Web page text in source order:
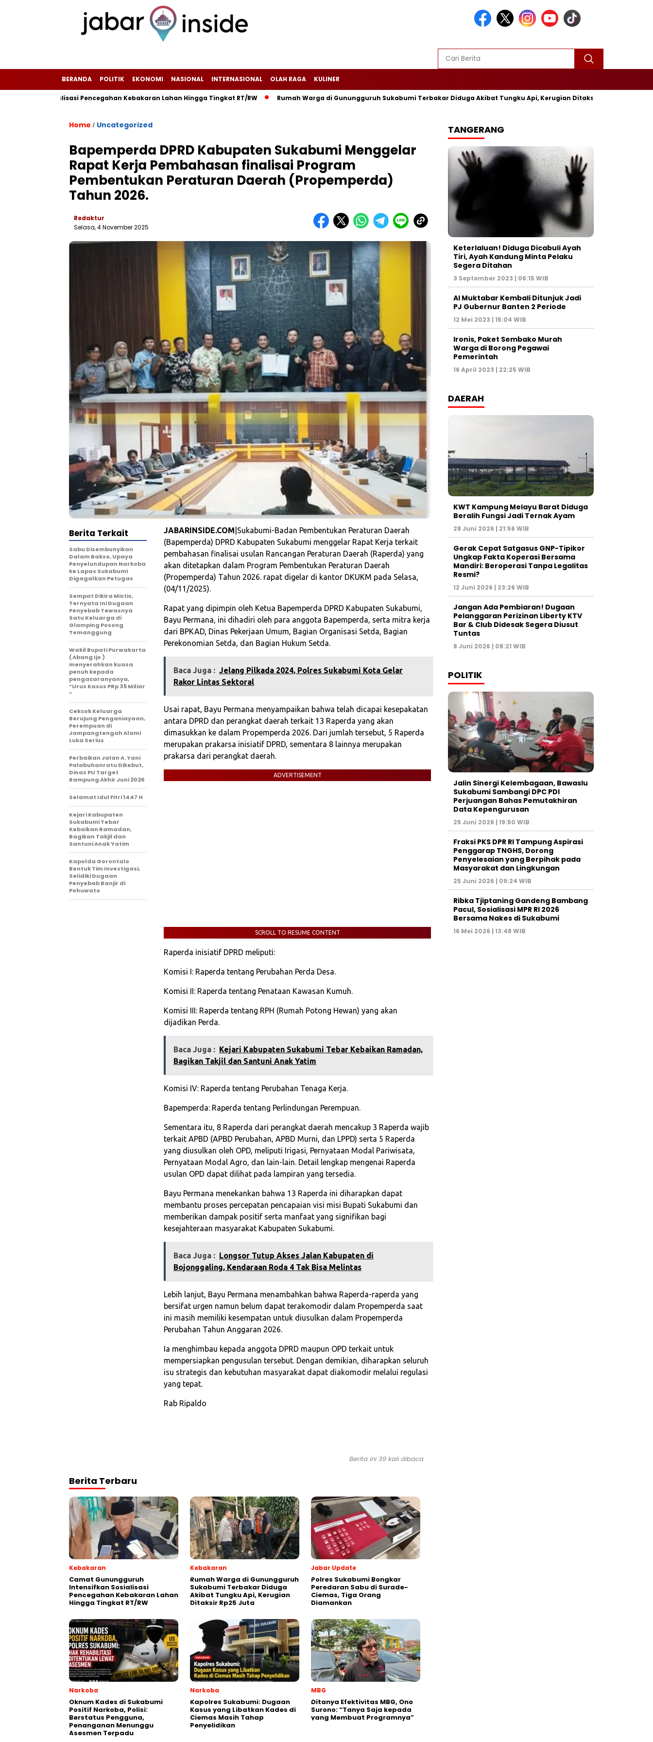
BERANDA POLITIK EKONOMI NASIONAL INTERNASIONAL OLAH RAGA KULINER
Sosialisasi Pencegahan Kebakaran Lahan Hingga Tingkat RT/RW‎ ‎Rumah Warga di Gunungguruh Sukabumi Terbakar Diduga Akibat Tungku Api, Kerugian Ditaksir Rp25 Juta
Home / Uncategorized
Bapemperda DPRD Kabupaten Sukabumi Menggelar
Rapat Kerja Pembahasan finalisai Program
Pembentukan Peraturan Daerah (Propemperda)
Tahun 2026.
Redaktur
Selasa, 4 November 2025
JABARINSIDE.COM |Sukabumi-Badan Pembentukan Peraturan Daerah
(Bapemperda) DPRD Kabupaten Sukabumi menggelar Rapat Kerja terkait
pembahasan finalisai usulan Rancangan Peraturan Daerah (Raperda) yang
akan ditetapkan dalam Program Pembentukan Peraturan Daerah
(Propemperda) Tahun 2026. rapat digelar di kantor DKUKM pada Selasa,
(04/11/2025).
Rapat yang dipimpin oleh Ketua Bapemperda DPRD Kabupaten Sukabumi,
Bayu Permana, ini dihadiri oleh para anggota Bapemperda, serta mitra kerja
dari BPKAD, Dinas Pekerjaan Umum, Bagian Organisasi Setda, Bagian
Perekonomian Setda, dan Bagian Hukum Setda.
Baca Juga : Jelang Pilkada 2024, Polres Sukabumi Kota Gelar
Rakor Lintas Sektoral
Usai rapat, Bayu Permana menyampaikan bahwa telah dicapai kesepakatan
antara DPRD dan perangkat daerah terkait 13 Raperda yang akan
dimasukkan ke dalam Propemperda 2026. Dari jumlah tersebut, 5 Raperda
merupakan prakarsa inisiatif DPRD, sementara 8 lainnya merupakan
prakarsa dari perangkat daerah.
ADVERTISEMENT
SCROLL TO RESUME CONTENT
Raperda inisiatif DPRD meliputi:
Komisi I: Raperda tentang Perubahan Perda Desa.
Komisi II: Raperda tentang Penataan Kawasan Kumuh.
Komisi III: Raperda tentang RPH (Rumah Potong Hewan) yang akan
dijadikan Perda.
Baca Juga : ‎Kejari Kabupaten Sukabumi Tebar Kebaikan Ramadan,
Bagikan Takjil dan Santuni Anak Yatim
Komisi IV: Raperda tentang Perubahan Tenaga Kerja.
Bapemperda: Raperda tentang Perlindungan Perempuan.
Sementara itu, 8 Raperda dari perangkat daerah mencakup 3 Raperda wajib
terkait APBD (APBD Perubahan, APBD Murni, dan LPPD) serta 5 Raperda
yang diusulkan oleh OPD, meliputi Irigasi, Pernyataan Modal Pariwisata,
Pernyataan Modal Agro, dan lain-lain. Detail lengkap mengenai Raperda
usulan OPD dapat dilihat pada lampiran yang tersedia.
Bayu Permana menekankan bahwa 13 Raperda ini diharapkan dapat
membantu proses percepatan pencapaian visi misi Bupati Sukabumi dan
memberikan dampak positif serta manfaat yang signifikan bagi
kesejahteraan masyarakat Kabupaten Sukabumi.
Baca Juga : ‎Longsor Tutup Akses Jalan Kabupaten di
Bojonggaling, Kendaraan Roda 4 Tak Bisa Melintas
Lebih lanjut, Bayu Permana menambahkan bahwa Raperda-raperda yang
bersifat urgen namun belum dapat terakomodir dalam Propemperda saat
ini masih memiliki kesempatan untuk diusulkan dalam Propemperda
Perubahan Tahun Anggaran 2026.
Ia menghimbau kepada anggota DPRD maupun OPD terkait untuk
mempersiapkan pengusulan tersebut. Dengan demikian, diharapkan seluruh
isu strategis dan kebutuhan masyarakat dapat diakomodir melalui regulasi
yang tepat.
Rab Ripaldo
Berita Terkait
Sabu Disembunyikan
Dalam Bakso, Upaya
Penyelundupan Narkoba
ke Lapas Sukabumi
Digagalkan Petugas
Sempat Dikira Mistis,
Ternyata Ini Dugaan
Penyebab Tewasnya
Satu Keluarga di
Glamping Posong
Temanggung
‎Wakil Bupati Purwakarta
( Abang Ijo )
menyerahkan kuasa
penuh kepada
pengacaranyanya,
“Urus Kasus PRp 35 Miliar
“
Cekcok Keluarga
Berujung Penganiayaan,
Perempuan di
Jampangtengah Alami
Luka Serius
‎Perbaikan Jalan A. Yani
Palabuhanratu Dikebut,
Dinas PU Target
Rampung Akhir Juni 2026
Selamat Idul Fitri 1447 H
‎Kejari Kabupaten
Sukabumi Tebar
Kebaikan Ramadan,
Bagikan Takjil dan
Santuni Anak Yatim
‎Kapolda Gorontalo
Bentuk Tim Investigasi,
Selidiki Dugaan
Penyebab Banjir di
Pohuwato‎
Berita ini 39 kali dibaca
Berita Terbaru
Kebakaran
‎‎Camat Gunungguruh
Intensifkan Sosialisasi
Pencegahan Kebakaran Lahan
Hingga Tingkat RT/RW‎
Kebakaran
‎Rumah Warga di Gunungguruh
Sukabumi Terbakar Diduga
Akibat Tungku Api, Kerugian
Ditaksir Rp25 Juta
Jabar Update
Polres Sukabumi Bongkar
Peredaran Sabu di Surade-
Ciemas, Tiga Orang
Diamankan
Narkoba
Oknum Kades di Sukabumi
Positif Narkoba, Polisi:
Berstatus Pengguna,
Penanganan Menunggu
Asesmen Terpadu
Narkoba
Kapolres Sukabumi: Dugaan
Kasus yang Libatkan Kades di
Ciemas Masih Tahap
Penyelidikan
MBG
‎Ditanya Efektivitas MBG, Ono
Surono: “Tanya Saja kepada
yang Membuat Programnya”‎
TANGERANG
Keterlaluan! Diduga Dicabuli Ayah
Tiri, Ayah Kandung Minta Pelaku
Segera Ditahan
3 September 2023 | 06:15 WIB
Al Muktabar Kembali Ditunjuk Jadi
PJ Gubernur Banten 2 Periode
12 Mei 2023 | 15:04 WIB
Ironis, Paket Sembako Murah
Warga di Borong Pegawai
Pemerintah
16 April 2023 | 22:25 WIB
DAERAH
KWT Kampung Melayu Barat Diduga
Beralih Fungsi Jadi Ternak Ayam
28 Juni 2026 | 21:56 WIB
Gerak Cepat Satgasus GNP-Tipikor
Ungkap Fakta Koperasi Bersama
Mandiri: Beroperasi Tanpa Legalitas
Resmi?
12 Juni 2026 | 23:26 WIB
Jangan Ada Pembiaran! Dugaan
Pelanggaran Perizinan Liberty KTV
Bar & Club Didesak Segera Diusut
Tuntas
8 Juni 2026 | 08:21 WIB
POLITIK
Jalin Sinergi Kelembagaan, Bawaslu
Sukabumi Sambangi DPC PDI
Perjuangan Bahas Pemutakhiran
Data Kepengurusan
25 Juni 2026 | 19:50 WIB
‎Fraksi PKS DPR RI Tampung Aspirasi
Penggarap TNGHS, Dorong
Penyelesaian yang Berpihak pada
Masyarakat dan Lingkungan‎
25 Juni 2026 | 09:24 WIB
Ribka Tjiptaning Gandeng Bambang
Pacul, Sosialisasi MPR RI 2026
Bersama Nakes di Sukabumi
16 Mei 2026 | 13:48 WIB